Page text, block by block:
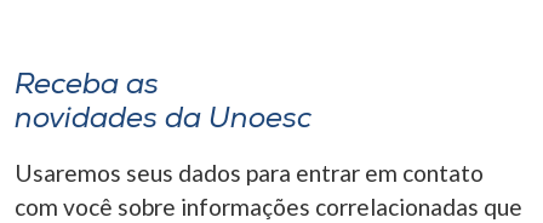
Receba as
novidades da Unoesc
Usaremos seus dados para entrar em contato
com você sobre informações correlacionadas que